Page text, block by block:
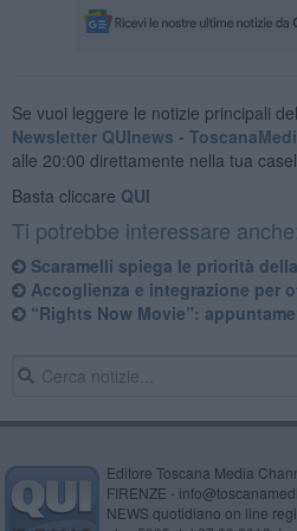
Se vuoi leggere le notizie principali
Newsletter QUInews -
alle 20:00 direttamente nella tua
Basta cliccare QUI
Ti potrebbe interessare anche:
​Scaramelli spiega le priorità
Accoglienza e integrazione per
“Rights Now Movie”:
Editore Toscana Media
FIRENZE -
NEWS quotidiano on line